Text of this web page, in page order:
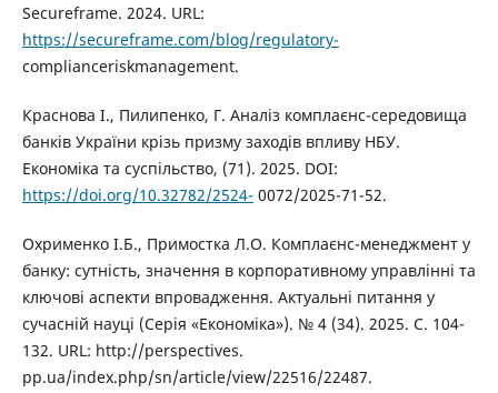
Secureframe. 2024. URL:
https://secureframe.com/blog/regulatory-
complianceriskmanagement.
Краснова І., Пилипенко, Г. Аналіз комплаєнс-середовища
банків України крізь призму заходів впливу НБУ.
Економіка та суспільство, (71). 2025. DOI:
https://doi.org/10.32782/2524- 0072/2025-71-52.
Охрименко І.Б., Примостка Л.О. Комплаєнс-менеджмент у
банку: сутність, значення в корпоративному управлінні та
ключові аспекти впровадження. Актуальні питання у
сучасній науці (Серія «Економіка»). № 4 (34). 2025. С. 104-
132. URL: http://perspectives.
pp.ua/index.php/sn/article/view/22516/22487.